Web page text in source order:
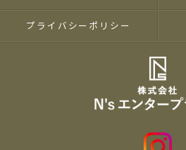
プライバシーポリシー